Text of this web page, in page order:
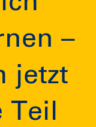
–
jetzt
Teil